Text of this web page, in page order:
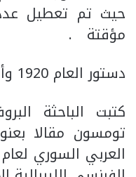
حيث تم تعطيل
مؤقتة .
دستور العام 1920 وأهمية التوافق الوطني :
كتبت الباحثة
تومسون مقالا